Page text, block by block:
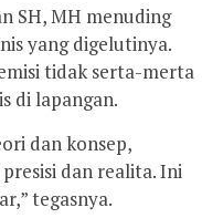
SH, MH menuding
yang digelutinya.
tidak serta-merta
di lapangan.
dan konsep,
dan realita. Ini
tegasnya.